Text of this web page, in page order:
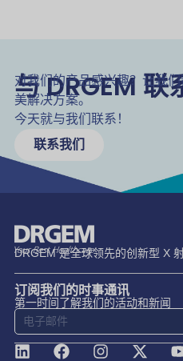
与 DRGEM 联
对我们的产品感兴趣？让我
美解决方案。
今天就与我们联系！
联系我们
DRGEM 是全球领先的创新型 X
订阅我们的时事通讯
第一时间了解我们的活动和新闻